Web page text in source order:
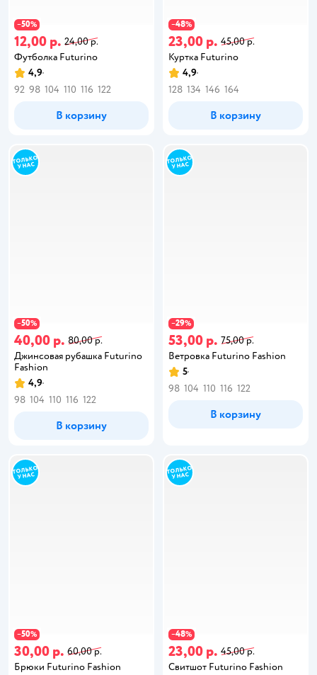
−50%
12,00 р. 24,00 р.
Футболка Futurino
4,9
92 98 104 110 116 122
В корзину
−48%
23,00 р. 45,00 р.
Куртка Futurino
4,9
128 134 146 164
В корзину
−50%
40,00 р. 80,00 р.
Джинсовая рубашка Futurino
Fashion
4,9
98 104 110 116 122
В корзину
−29%
53,00 р. 75,00 р.
Ветровка Futurino Fashion
5
98 104 110 116 122
В корзину
−50%
30,00 р. 60,00 р.
Брюки Futurino Fashion
−48%
23,00 р. 45,00 р.
Свитшот Futurino Fashion